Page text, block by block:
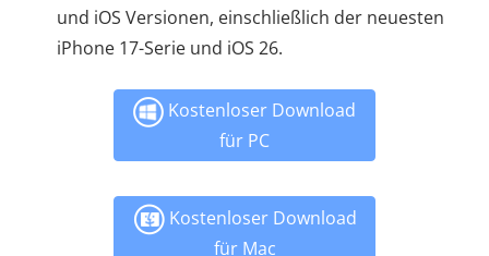
und iOS Versionen, einschließlich der neuesten
iPhone 17-Serie und iOS 26.
Kostenloser Download
für PC
Kostenloser Download
für Mac